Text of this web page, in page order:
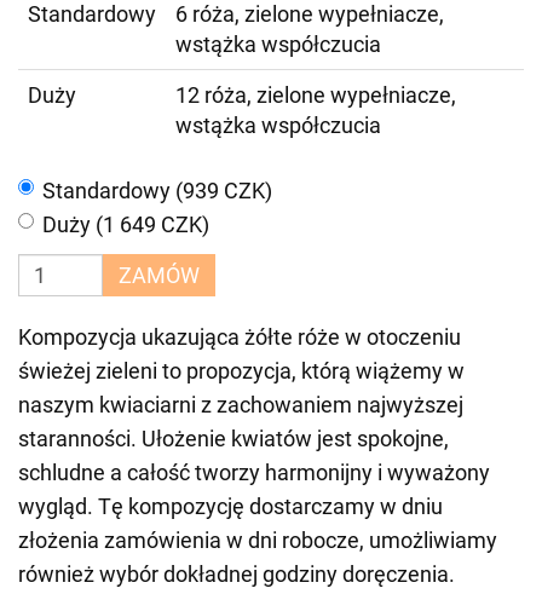
Standardowy
6 róża, zielone wypełniacze,
wstążka współczucia
Duży
12 róża, zielone wypełniacze,
wstążka współczucia
Standardowy (939 CZK)
Duży (1 649 CZK)
ZAMÓW
Kompozycja ukazująca żółte róże w otoczeniu
świeżej zieleni to propozycja, którą wiążemy w
naszym kwiaciarni z zachowaniem najwyższej
staranności. Ułożenie kwiatów jest spokojne,
schludne a całość tworzy harmonijny i wyważony
wygląd. Tę kompozycję dostarczamy w dniu
złożenia zamówienia w dni robocze, umożliwiamy
również wybór dokładnej godziny doręczenia.